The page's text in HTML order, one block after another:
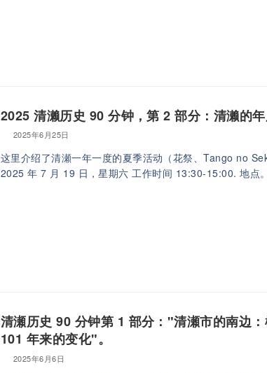
2025 清濑历史 90 分钟，第 2 部分：清濑的
2025年6月25日
这里介绍了清瀬一年一度的夏季活动（花祭、Tango no
2025 年 7 月 19 日，星期六 工作时间 13:30-15:00. 地点
清瀬历史 90 分钟第 1 部分："清瀬市的南边
101 年来的变化"。
2025年6月6日